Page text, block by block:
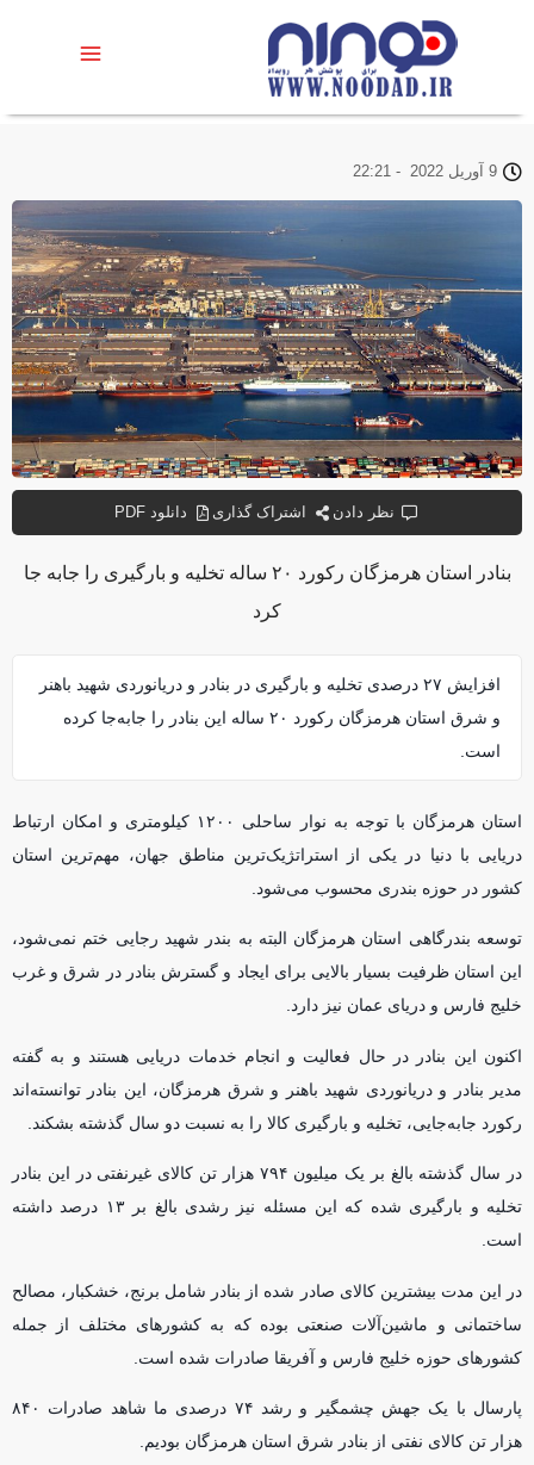
بنادر استان هرمزگان رکورد ۲۰ ساله تخلیه و بارگیری را جابه جا
کرد
افزایش ۲۷ درصدی تخلیه و بارگیری در بنادر و دریانوردی شهید باهنر
و شرق استان هرمزگان رکورد ۲۰ ساله این بنادر را جابه‌جا کرده
است.
استان هرمزگان با توجه به نوار ساحلی ۱۲۰۰ کیلومتری و امکان ارتباط
دریایی با دنیا در یکی از استراتژیک‌ترین مناطق جهان، مهم‌ترین استان
کشور در حوزه بندری محسوب می‌شود.
توسعه بندرگاهی استان هرمزگان البته به بندر شهید رجایی ختم نمی‌شود،
این استان ظرفیت بسیار بالایی برای ایجاد و گستر‌ش بنادر در شرق و غرب
خلیج فارس و دریای عمان نیز دارد.
اکنون این بنادر در حال فعالیت و انجام خدمات دریایی هستند و به گفته
مدیر بنادر و دریانوردی شهید باهنر و شرق هرمزگان، این بنادر توانسته‌اند
رکورد جابه‌جایی، تخلیه و بارگیری کالا را به نسبت دو سال گذشته بشکند.
9 آوریل 2022 -
22:21
نظر دادن اشتراک گذاری دانلود PDF
در سال گذشته بالغ بر یک میلیون ۷۹۴ هزار تن کالای غیرنفتی در این بنادر
تخلیه و بارگیری شده که این مسئله نیز رشدی بالغ بر ۱۳ درصد داشته
است.
در این مدت بیشترین کالای صادر شده از بنادر شامل برنج، خشکبار، مصالح
ساختمانی و ماشین‌آلات صنعتی بوده که به کشور‌های مختلف از جمله
کشور‌های حوزه خلیج فارس و آفریقا صادرات شده است.
پارسال با یک جهش چشمگیر و رشد ۷۴ درصدی ما شاهد صادرات ۸۴۰
هزار تن کالای نفتی از بنادر شرق استان هرمزگان بودیم.